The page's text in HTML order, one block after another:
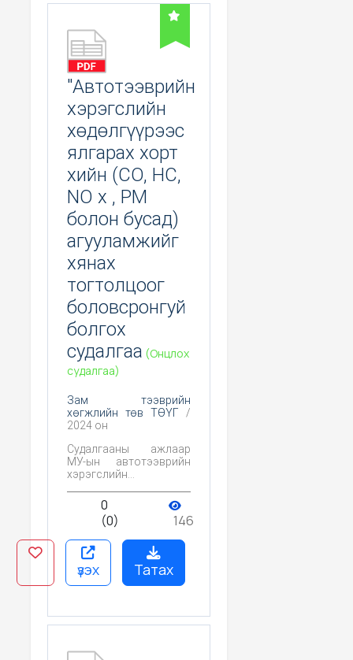
"Автотээврийн
хэрэгслийн
хөдөлгүүрээс
ялгарах хорт
хийн (CO, HC,
NO x , PM
болон бусад)
агууламжийг
хянах
тогтолцоог
боловсронгуй
болгох
судалгаа (Онцлох
судалгаа)
Зам тээврийн
хөгжлийн төв ТӨҮГ /
2024 он
Судалгааны ажлаар
МУ-ын автотээврийн
хэрэгслийн
хорт хийн агууламжийг
хянах тогтолцоог
шинэчлэх,
боловсронгуй болгох
боломжуудыг
тодорхойлох үндсэн
зорилготой. Энэхүү
зорилгыг хэрэгжүүлэх,
хүрэхийн тулд дараах
дэвшүүлсэн.
0
(0)
146
үзэх Татах